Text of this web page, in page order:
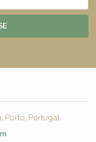
Porto, Portugal